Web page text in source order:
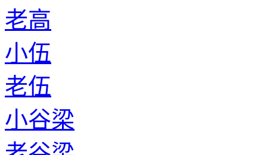
老高
小伍
老伍
小谷梁